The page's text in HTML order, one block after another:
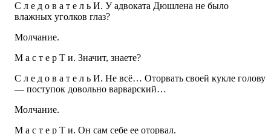
С л е д о в а т е л ь И. У адвоката Дюшлена не было
влажных уголков глаз?
Молчание.
М а с т е р Т и. Значит, знаете?
С л е д о в а т е л ь И. Не всё… Оторвать своей кукле голову
— поступок довольно варварский…
Молчание.
М а с т е р Т и. Он сам себе ее оторвал.